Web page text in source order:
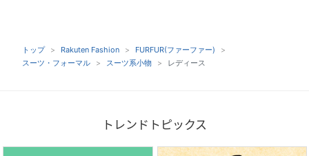
トップ Rakuten Fashion
FURFUR(ファーファー)
スーツ・フォーマル
スーツ系小物 レディース
トレンドトピックス